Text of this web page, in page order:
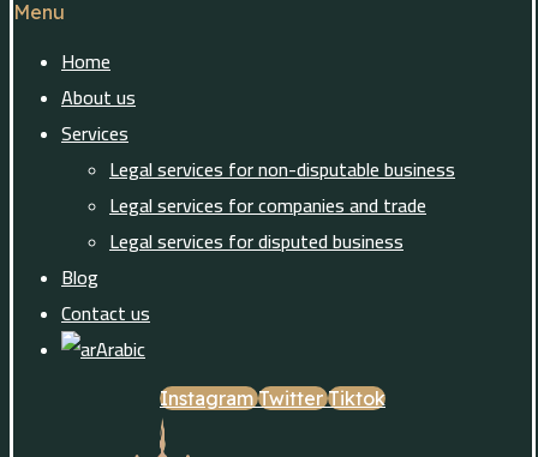
Menu
Home
About us
Services
Legal services for non-disputable business
Legal services for companies and trade
Legal services for disputed business
Blog
Contact us
Arabic
Instagram Twitter Tiktok